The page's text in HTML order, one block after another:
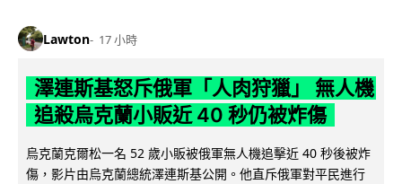
Lawton 17 小時
澤連斯基怒斥俄軍「人肉狩獵」 無人機
追殺烏克蘭小販近 40 秒仍被炸傷
烏克蘭克爾松一名 52 歲小販被俄軍無人機追擊近 40 秒後被炸
傷，影片由烏克蘭總統澤連斯基公開。他直斥俄軍對平民進行